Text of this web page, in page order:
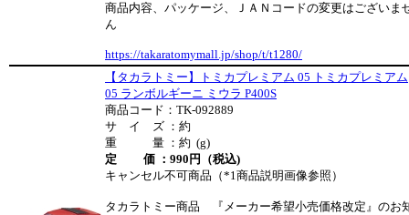
商品内容、パッケージ、ＪＡＮコードの変更はございま
ん
https://takaratomymall.jp/shop/t/t1280/
【タカラトミー】トミカプレミアム 05 トミカプレミアム
05 ランボルギーニ ミウラ P400S
商品コード：TK-092889
サ イ ズ ：約
重 量 ：約 (g)
定 価 ：990円（税込)
キャンセル不可商品（*1商品説明画像参照）
タカラトミー商品 『メーカー希望小売価格改定』のお